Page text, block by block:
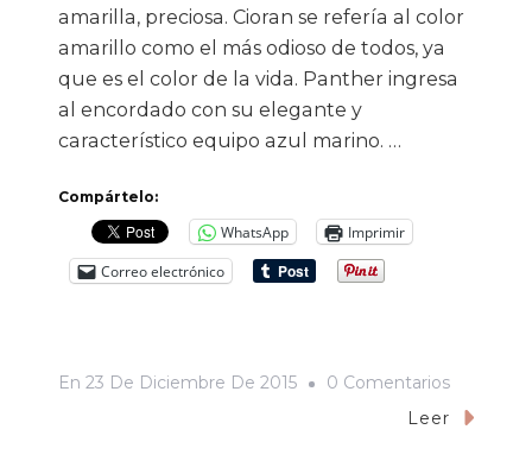
amarilla, preciosa. Cioran se refería al color
amarillo como el más odioso de todos, ya
que es el color de la vida. Panther ingresa
al encordado con su elegante y
característico equipo azul marino. …
Compártelo:
WhatsApp
Imprimir
Correo electrónico
En 23 De Diciembre De 2015 0 ComentariosEn
Blue
Leer